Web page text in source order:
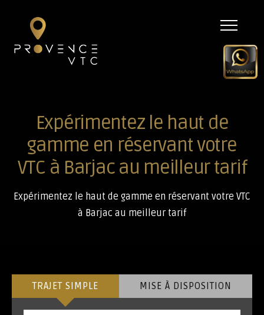
Expérimentez le haut de
gamme en réservant votre
VTC à Barjac au meilleur tarif
Expérimentez le haut de gamme en réservant votre VTC
à Barjac au meilleur tarif
TRAJET SIMPLE MISE À DISPOSITION